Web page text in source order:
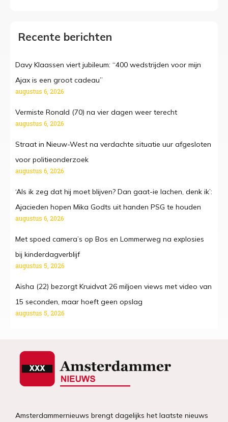
Recente berichten
Davy Klaassen viert jubileum: “400 wedstrijden voor mijn
Ajax is een groot cadeau”
augustus 6, 2026
Vermiste Ronald (70) na vier dagen weer terecht
augustus 6, 2026
Straat in Nieuw-West na verdachte situatie uur afgesloten
voor politieonderzoek
augustus 6, 2026
‘Als ik zeg dat hij moet blijven? Dan gaat-ie lachen, denk ik’:
Ajacieden hopen Mika Godts uit handen PSG te houden
augustus 6, 2026
Met spoed camera’s op Bos en Lommerweg na explosies
bij kinderdagverblijf
augustus 5, 2026
Aïsha (22) bezorgt Kruidvat 26 miljoen views met video van
15 seconden, maar hoeft geen opslag
augustus 5, 2026
Amsterdammernieuws brengt dagelijks het laatste nieuws